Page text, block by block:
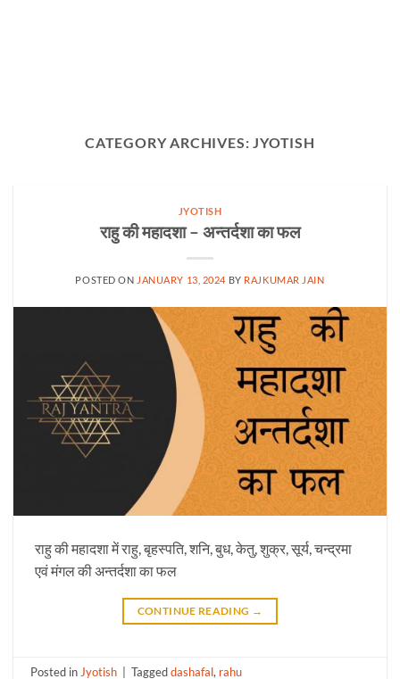
CATEGORY ARCHIVES:JYOTISH
JYOTISH
राहु की महादशा – अन्तर्दशा का फल
POSTED ON JANUARY 13, 2024 BY RAJKUMAR JAIN
राहु की महादशा में राहु, बृहस्पति, शनि, बुध, केतु, शुक्र, सूर्य, चन्द्रमा
एवं मंगल की अन्तर्दशा का फल
CONTINUE READING →
Posted inJyotish Taggeddashafal, rahu